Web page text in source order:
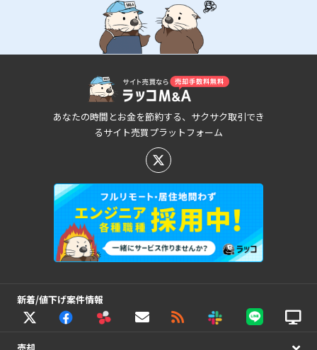
あなたの時間とお金を節約する、サクサク取引でき
るサイト売買プラットフォーム
新着/値下げ案件情報